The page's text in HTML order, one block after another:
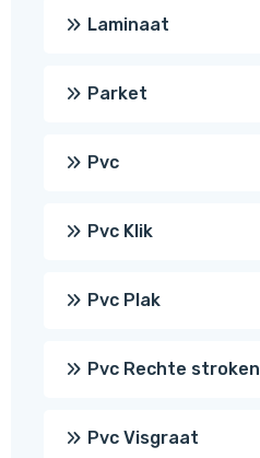
Laminaat
Parket
Pvc
Pvc Klik
Pvc Plak
Pvc Rechte stroken
Pvc Visgraat